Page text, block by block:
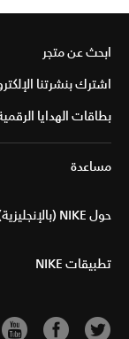
ابحث عن متجر
اشترك بنشرتنا
بطاقات الهدايا
مساعدة
حول NIKE (بالإنجليزية)
تطبيقات NIKE